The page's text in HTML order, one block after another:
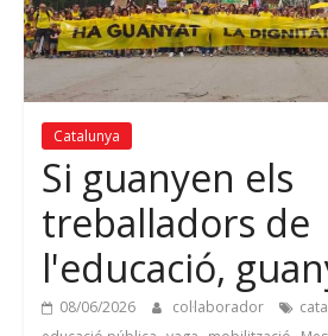
Catalunya
Si guanyen els
treballadors de
l'educació,
08/06/2026 col·laborador